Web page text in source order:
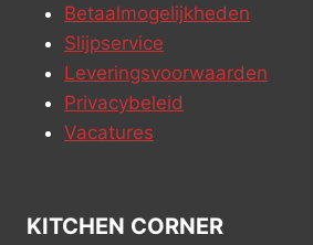
Betaalmogelijkheden
Slijpservice
Leveringsvoorwaarden
Privacybeleid
Vacatures
KITCHEN CORNER